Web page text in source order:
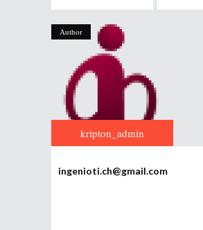
Author
kripton_admin
ingenioti.ch@gmail.com